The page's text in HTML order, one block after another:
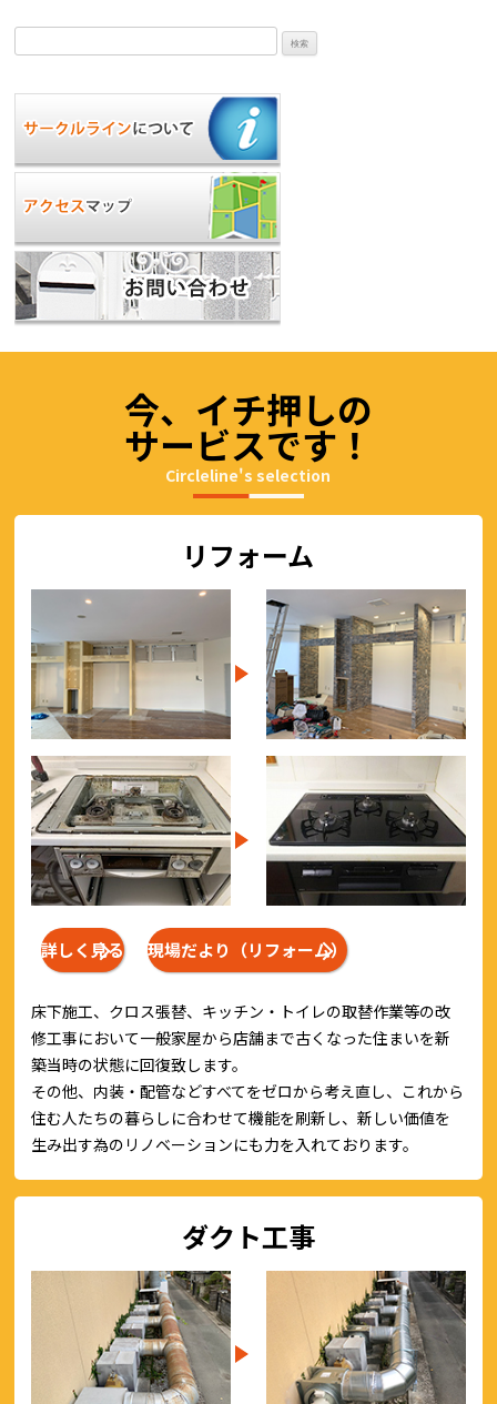
索:
今、イチ押しの
サービスです！
Circleline's selection
リフォーム
詳しく見る 現場だより（リフォーム）
床下施工、クロス張替、キッチン・トイレの取替作業等の改
修工事において一般家屋から店舗まで古くなった住まいを新
築当時の状態に回復致します。
その他、内装・配管などすべてをゼロから考え直し、これから
住む人たちの暮らしに合わせて機能を刷新し、新しい価値を
生み出す為のリノベーションにも力を入れております。
ダクト工事